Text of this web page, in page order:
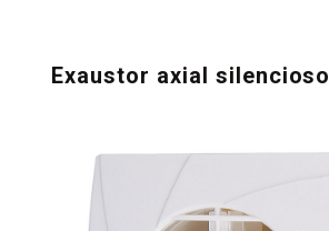
Exaustor axial silencioso